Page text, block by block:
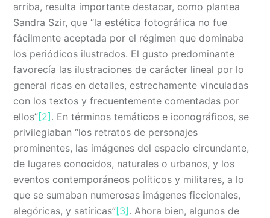
arriba, resulta importante destacar, como plantea
Sandra Szir, que “la estética fotográfica no fue
fácilmente aceptada por el régimen que dominaba
los periódicos ilustrados. El gusto predominante
favorecía las ilustraciones de carácter lineal por lo
general ricas en detalles, estrechamente vinculadas
con los textos y frecuentemente comentadas por
ellos”[2] . En términos temáticos e iconográficos, se
privilegiaban “los retratos de personajes
prominentes, las imágenes del espacio circundante,
de lugares conocidos, naturales o urbanos, y los
eventos contemporáneos políticos y militares, a lo
que se sumaban numerosas imágenes ficcionales,
alegóricas, y satíricas”[3] . Ahora bien, algunos de